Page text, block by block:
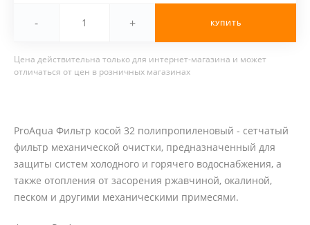
- + КУПИТЬ
Цена действительна только для интернет-магазина и может
отличаться от цен в розничных магазинах
ProAqua Фильтр косой 32 полипропиленовый - сетчатый
фильтр механической очистки, предназначенный для
защиты систем холодного и горячего водоснабжения, а
также отопления от засорения ржавчиной, окалиной,
песком и другими механическими примесями.